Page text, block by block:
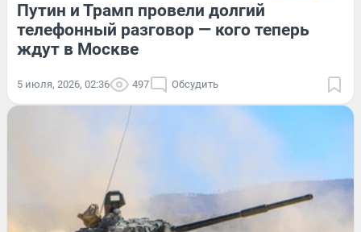
Путин и Трамп провели долгий
телефонный разговор — кого теперь
ждут в Москве
5 июля, 2026, 02:36 497 Обсудить